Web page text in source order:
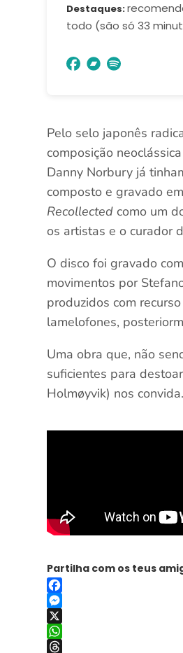
Destaques
todo (são só 33
Pelo selo japonês
composição
Danny Norbury já
composto e gravado
Recollectedcomo um
os artistas e o curador
O disco foi gravado
movimentos por
produzidos com
lamelofones,
Uma obra que, não
suficientes para
Holmøyvik) nos convida.
Partilha com os teus
Facebook
Messenger
X
WhatsApp